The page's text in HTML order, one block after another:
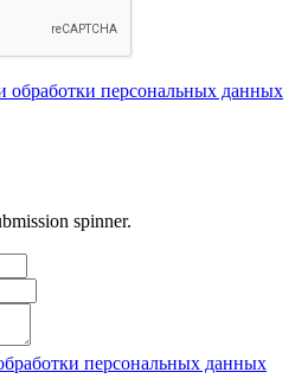
обработки персональных данных
персональных данных